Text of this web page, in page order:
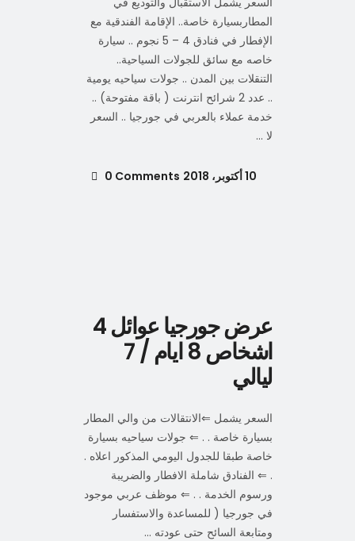
المطاربسيارة خاصة.. الإقامة الفندقية مع
الإفطار في فنادق 4 – 5 نجوم .. سيارة
خاصه مع سائق للجولات السياحية..
التنقلات بين المدن .. جولات سياحيه يومية
.. عدد 2 شرائح انترنت ( باقة مفتوحة) ..
خدمة عملاء بالعربي في جورجيا .. السعر
لا
10 أكتوبر، 2018 0 Comments
عرض جورجيا عوائل 4
اشخاص 8 ايام / 7
ليالي
السعر يشمل ⇐الانتقالات من والي المطار
بسيارة خاصة . . ⇐ جولات سياحيه بسيارة
خاصة طبقا للجدول اليومي المذكور اعلاه .
. ⇐ الفنادق شاملة الافطار والضريبة
ورسوم الخدمة . . ⇐ موظف عربي موجود
في جورجيا ( للمساعدة والاستفسار
ومتابعة السائح حتى عودته